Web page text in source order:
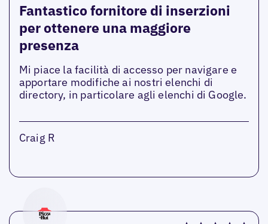
Fantastico fornitore di inserzioni
per ottenere una maggiore
presenza
Mi piace la facilità di accesso per navigare e
apportare modifiche ai nostri elenchi di
directory, in particolare agli elenchi di Google.
Craig R